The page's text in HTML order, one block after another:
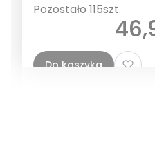
Pozostało 115szt.
Do koszyka